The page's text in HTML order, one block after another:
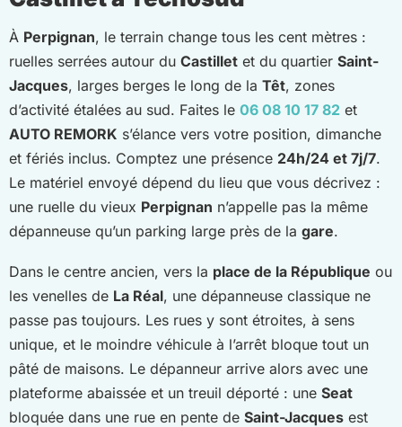
À Perpignan, le terrain change tous les cent mètres :
ruelles serrées autour du Castillet et du quartier Saint-
Jacques, larges berges le long de la Têt, zones
d’activité étalées au sud. Faites le 06 08 10 17 82 et
AUTO REMORK s’élance vers votre position, dimanche
et fériés inclus. Comptez une présence 24h/24 et 7j/7.
Le matériel envoyé dépend du lieu que vous décrivez :
une ruelle du vieux Perpignan n’appelle pas la même
dépanneuse qu’un parking large près de la gare.
Dans le centre ancien, vers la place de la République ou
les venelles de La Réal, une dépanneuse classique ne
passe pas toujours. Les rues y sont étroites, à sens
unique, et le moindre véhicule à l’arrêt bloque tout un
pâté de maisons. Le dépanneur arrive alors avec une
plateforme abaissée et un treuil déporté : une Seat
bloquée dans une rue en pente de Saint-Jacques est